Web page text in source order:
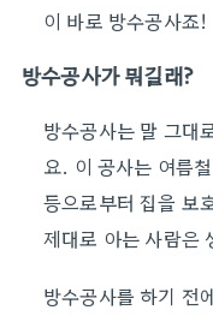
이 바로 방수공사죠!
방수공사가 뭐길래?
방수공사는 말 그대
요. 이 공사는 여름
등으로부터 집을 보
제대로 아는 사람은
방수공사를 하기 전